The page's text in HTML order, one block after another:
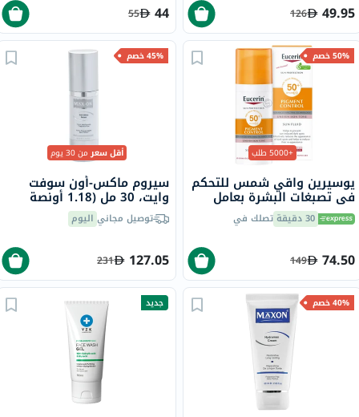
49.95
126
44
55
50% خصم
+5000 طلب
يوسيرين واقي شمس للتحكم
في تصبغات البشرة بعامل
حماية من الشمس 50+ سائل
حماية من أشعة الشمس
30 دقيقة تصلك في
74.50
149
45% خصم
أقل سعرمن 30 يوم
سيروم ماكس-أون سوفت
وايت، 30 مل (1.18 أونصة
سائلة)توصيل مجاني اليوم
127.05
231
40% خصم جديد